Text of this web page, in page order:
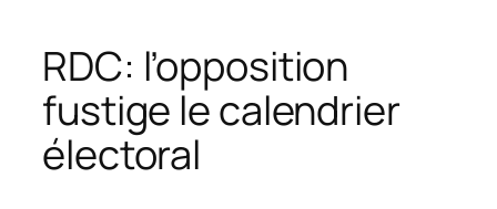
RDC: l’opposition
fustige le calendrier
électoral